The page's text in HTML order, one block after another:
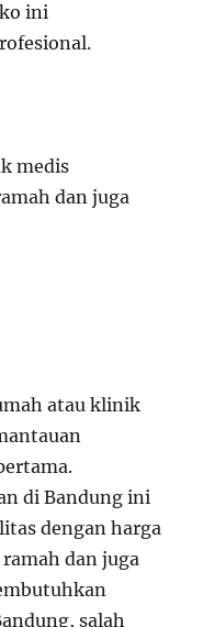
ini
medis
dan juga
atau klinik
di Bandung ini
dengan harga
dan juga
salah